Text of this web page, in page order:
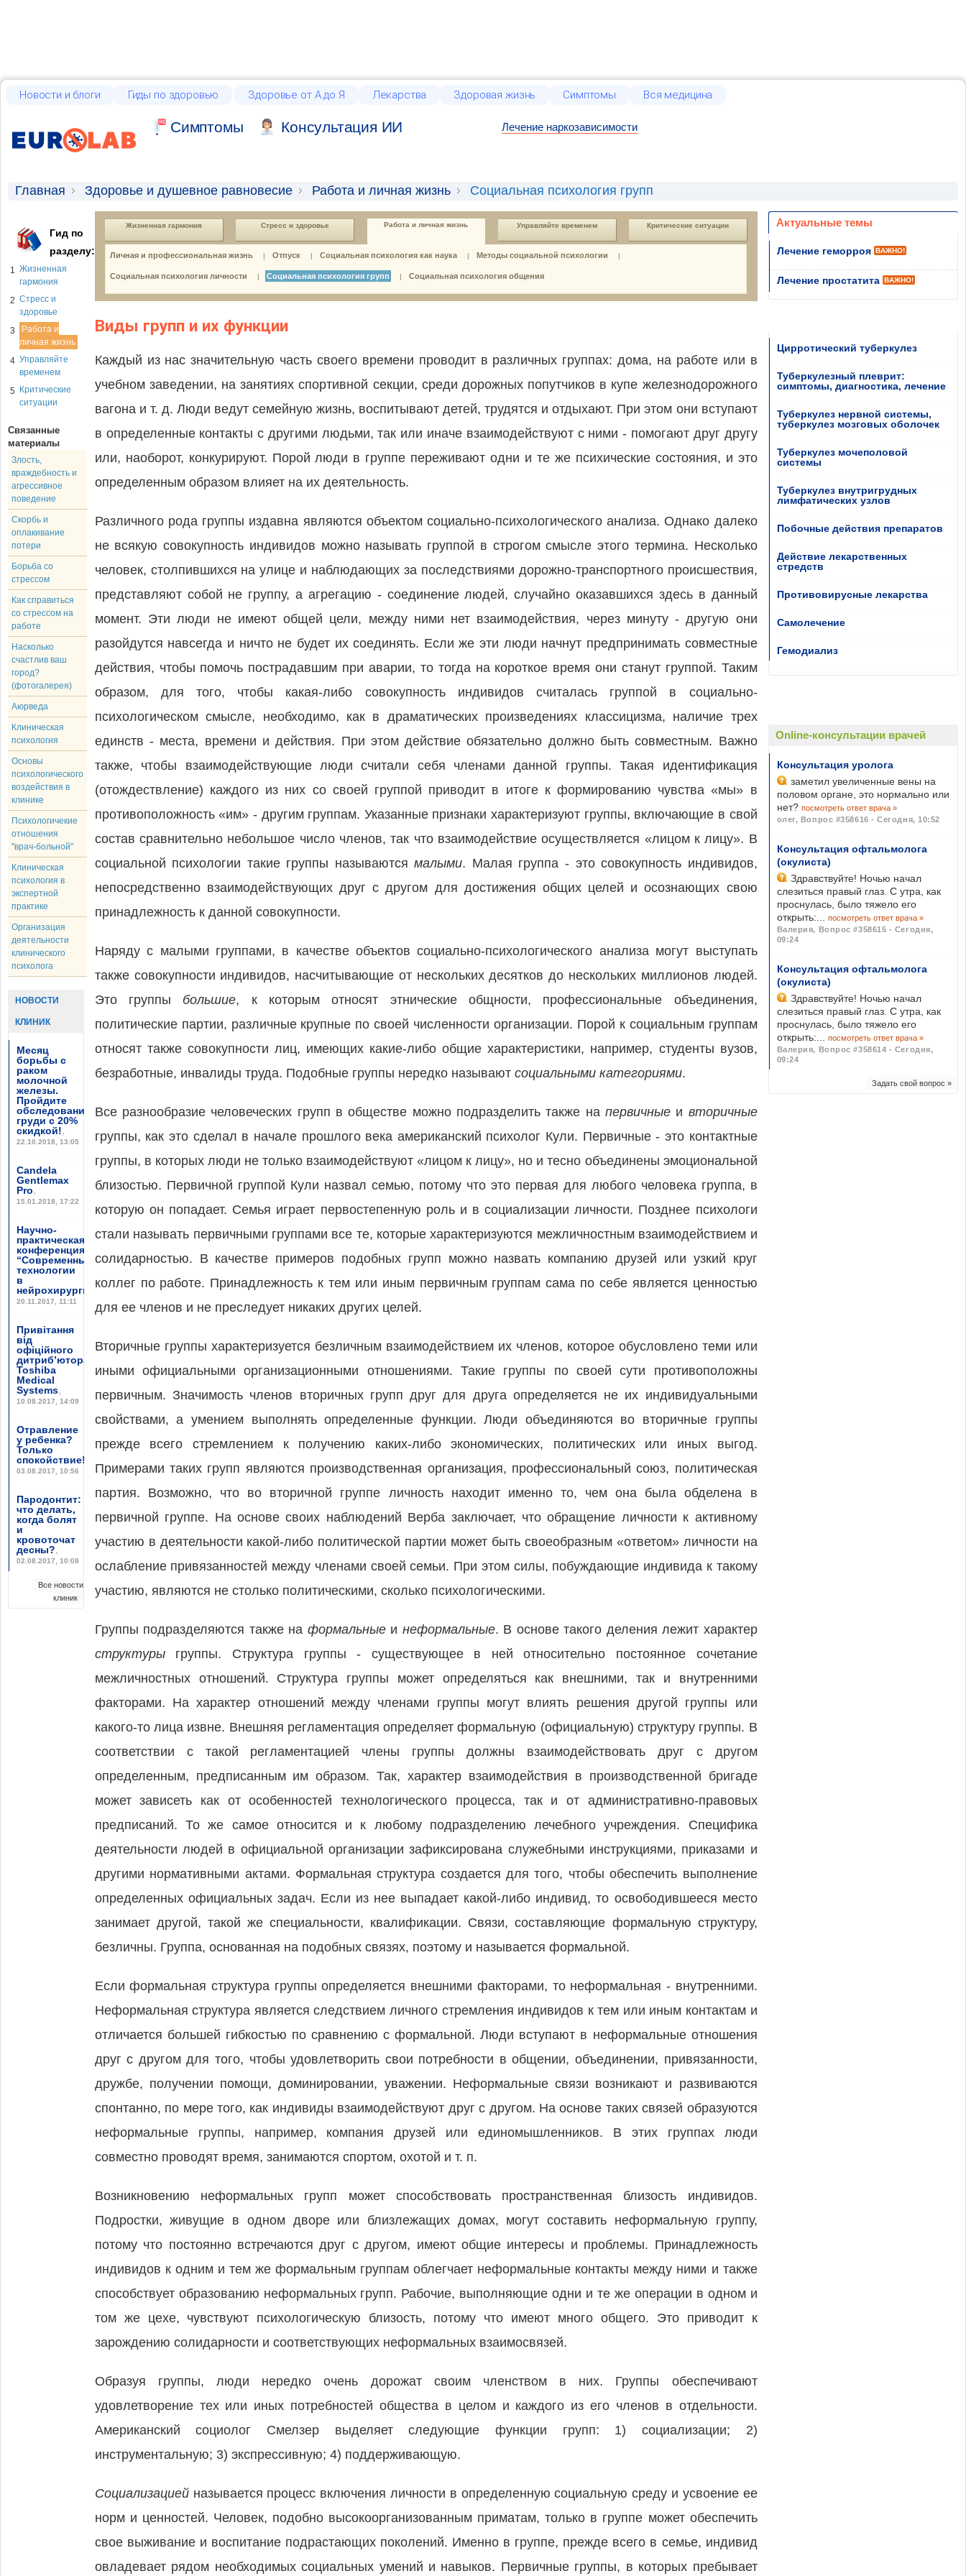
Новости и блоги Гиды по здоровью Здоровье от А до Я Лекарства Здоровая жизнь Симптомы Вся медицина
Cимптомы Консультация ИИ Лечение наркозависимости
Главная Здоровье и душевное равновесие Работа и личная жизнь Социальная психология групп
Гид по
разделу:
1 Жизненная
гармония
2 Стресс и
здоровье
3
Работа и
личная жизнь
4 Управляйте
временем
5
Критические
ситуации
Связанные
материалы
Злость,
враждебность и
агрессивное
поведение
Скорбь и
оплакивание
потери
Борьба со
стрессом
Как справиться
со стрессом на
работе
Насколько
счастлив ваш
город?
(фотогалерея)
Аюрведа
Клиническая
психология
Основы
психологического
воздействия в
клинике
Психологичекие
отношения
"врач-больной"
Клиническая
психология в
экспертной
практике
Организация
деятельности
клинического
психолога
НОВОСТИ
КЛИНИК
Месяц
борьбы с
раком
молочной
железы.
Пройдите
обследование
груди с 20%
скидкой!,
22.10.2018, 13:05
Candela
Gentlemax
Pro,
15.01.2018, 17:22
Научно-
практическая
конференция
“Современные
технологии
в
нейрохирургии”,
20.11.2017, 11:11
Привітання
від
офіційного
дитриб’ютора
Toshiba
Medical
Systems,
10.08.2017, 14:09
Отравление
у ребенка?
Только
спокойствие!
03.08.2017, 10:56
Пародонтит:
что делать,
когда болят
и
кровоточат
десны?,
02.08.2017, 10:08
Все новости
клиник
Жизненная гармония Стресс и здоровье Работа и личная жизнь Управляйте временем Критические ситуации
Личная и профессиональная жизнь | Отпуск | Социальная психология как наука | Методы социальной психологии |
Социальная психология личности | Социальная психология групп | Социальная психология общения
Виды групп и их функции
Каждый из нас значительную часть своего времени проводит в различных группах: дома, на работе или в
учебном заведении, на занятиях спортивной секции, среди дорожных попутчиков в купе железнодорожного
вагона и т. д. Люди ведут семейную жизнь, воспитывают детей, трудятся и отдыхают. При этом они вступают
в определенные контакты с другими людьми, так или иначе взаимодействуют с ними - помогают друг другу
или, наоборот, конкурируют. Порой люди в группе переживают одни и те же психические состояния, и это
определенным образом влияет на их деятельность.
Различного рода группы издавна являются объектом социально-психологического анализа. Однако далеко
не всякую совокупность индивидов можно называть группой в строгом смысле этого термина. Несколько
человек, столпившихся на улице и наблюдающих за последствиями дорожно-транспортного происшествия,
представляют собой не группу, а агрегацию - соединение людей, случайно оказавшихся здесь в данный
момент. Эти люди не имеют общей цели, между ними нет взаимодействия, через минуту - другую они
разойдутся навсегда и ничто не будет их соединять. Если же эти люди начнут предпринимать совместные
действия, чтобы помочь пострадавшим при аварии, то тогда на короткое время они станут группой. Таким
образом, для того, чтобы какая-либо совокупность индивидов считалась группой в социально-
психологическом смысле, необходимо, как в драматических произведениях классицизма, наличие трех
единств - места, времени и действия. При этом действие обязательно должно быть совместным. Важно
также, чтобы взаимодействующие люди считали себя членами данной группы. Такая идентификация
(отождествление) каждого из них со своей группой приводит в итоге к формированию чувства «мы» в
противоположность «им» - другим группам. Указанные признаки характеризуют группы, включающие в свой
состав сравнительно небольшое число членов, так что взаимодействие осуществляется «лицом к лицу». В
социальной психологии такие группы называютсямалыми. Малая группа - это совокупность индивидов,
непосредственно взаимодействующих друг с другом для достижения общих целей и осознающих свою
принадлежность к данной совокупности.
Наряду с малыми группами, в качестве объектов социально-психологического анализа могут выступать
также совокупности индивидов, насчитывающие от нескольких десятков до нескольких миллионов людей.
Это группы большие,
к которым относят этнические общности, профессиональные объединения,
политические партии, различные крупные по своей численности организации. Порой к социальным группам
относят также совокупности лиц, имеющих какие-либо общие характеристики, например, студенты вузов,
безработные, инвалиды труда. Подобные группы нередко называют социальными категориями.
Все разнообразие человеческих групп в обществе можно подразделить также на первичные и вторичные
группы, как это сделал в начале прошлого века американский психолог Кули. Первичные - это контактные
группы, в которых люди не только взаимодействуют «лицом к лицу», но и тесно объединены эмоциональной
близостью. Первичной группой Кули назвал семью, потому что это первая для любого человека группа, в
которую он попадает. Семья играет первостепенную роль и в социализации личности. Позднее психологи
стали называть первичными группами все те, которые характеризуются межличностным взаимодействием и
солидарностью. В качестве примеров подобных групп можно назвать компанию друзей или узкий круг
коллег по работе. Принадлежность к тем или иным первичным группам сама по себе является ценностью
для ее членов и не преследует никаких других целей.
Вторичные группы характеризуется безличным взаимодействием их членов, которое обусловлено теми или
иными официальными организационными отношениями. Такие группы по своей сути противоположны
первичным. Значимость членов вторичных групп друг для друга определяется не их индивидуальными
свойствами, а умением выполнять определенные функции. Люди объединяются во вторичные группы
прежде всего стремлением к получению каких-либо экономических, политических или иных выгод.
Примерами таких групп являются производственная организация, профессиональный союз, политическая
партия. Возможно, что во вторичной группе личность находит именно то, чем она была обделена в
первичной группе. На основе своих наблюдений Верба заключает, что обращение личности к активному
участию в деятельности какой-либо политической партии может быть своеобразным «ответом» личности на
ослабление привязанностей между членами своей семьи. При этом силы, побуждающие индивида к такому
участию, являются не столько политическими, сколько психологическими.
Группы подразделяются также на формальные и неформальные. В основе такого деления лежит характер
структуры группы. Структура группы - существующее в ней относительно постоянное сочетание
межличностных отношений. Структура группы может определяться как внешними, так и внутренними
факторами. На характер отношений между членами группы могут влиять решения другой группы или
какого-то лица извне. Внешняя регламентация определяет формальную (официальную) структуру группы. В
соответствии с такой регламентацией члены группы должны взаимодействовать друг с другом
определенным, предписанным им образом. Так, характер взаимодействия в производственной бригаде
может зависеть как от особенностей технологического процесса, так и от административно-правовых
предписаний. То же самое относится и к любому подразделению лечебного учреждения. Специфика
деятельности людей в официальной организации зафиксирована служебными инструкциями, приказами и
другими нормативными актами. Формальная структура создается для того, чтобы обеспечить выполнение
определенных официальных задач. Если из нее выпадает какой-либо индивид, то освободившееся место
занимает другой, такой же специальности, квалификации. Связи, составляющие формальную структуру,
безличны. Группа, основанная на подобных связях, поэтому и называется формальной.
Если формальная структура группы определяется внешними факторами, то неформальная - внутренними.
Неформальная структура является следствием личного стремления индивидов к тем или иным контактам и
отличается большей гибкостью по сравнению с формальной. Люди вступают в неформальные отношения
друг с другом для того, чтобы удовлетворить свои потребности в общении, объединении, привязанности,
дружбе, получении помощи, доминировании, уважении. Неформальные связи возникают и развиваются
спонтанно, по мере того, как индивиды взаимодействуют друг с другом. На основе таких связей образуются
неформальные группы, например, компания друзей или единомышленников. В этих группах люди
совместно проводят время, занимаются спортом, охотой и т. п.
Возникновению неформальных групп может способствовать пространственная близость индивидов.
Подростки, живущие в одном дворе или близлежащих домах, могут составить неформальную группу,
потому что постоянно встречаются друг с другом, имеют общие интересы и проблемы. Принадлежность
индивидов к одним и тем же формальным группам облегчает неформальные контакты между ними и также
способствует образованию неформальных групп. Рабочие, выполняющие одни и те же операции в одном и
том же цехе, чувствуют психологическую близость, потому что имеют много общего. Это приводит к
зарождению солидарности и соответствующих неформальных взаимосвязей.
Образуя группы, люди нередко очень дорожат своим членством в них. Группы обеспечивают
удовлетворение тех или иных потребностей общества в целом и каждого из его членов в отдельности.
Американский социолог Смелзер выделяет следующие функции групп: 1) социализации; 2)
инструментальную; 3) экспрессивную; 4) поддерживающую.
Социализацией называется процесс включения личности в определенную социальную среду и усвоение ее
норм и ценностей. Человек, подобно высокоорганизованным приматам, только в группе может обеспечить
свое выживание и воспитание подрастающих поколений. Именно в группе, прежде всего в семье, индивид
овладевает рядом необходимых социальных умений и навыков. Первичные группы, в которых пребывает
Актуальные темы
Лечение геморроя ВАЖНО!
Лечение простатита ВАЖНО!
Цирротический туберкулез
Туберкулезный плеврит:
симптомы, диагностика, лечение
Туберкулез нервной системы,
туберкулез мозговых оболочек
Туберкулез мочеполовой
системы
Туберкулез внутригрудных
лимфатических узлов
Побочные действия препаратов
Действие лекарственных
стредств
Противовирусные лекарства
Самолечение
Гемодиализ
Online-консультации врачей
Консультация уролога
заметил увеличенные вены на
половом органе, это нормально или
нет? посмотреть ответ врача »
олег, Вопрос #358616 - Сегодня, 10:52
Консультация офтальмолога
(окулиста)
Здравствуйте! Ночью начал
слезиться правый глаз. С утра, как
проснулась, было тяжело его
открыть:...
посмотреть ответ врача »
Валерия, Вопрос #358615 - Сегодня,
09:24
Консультация офтальмолога
(окулиста)
Здравствуйте! Ночью начал
слезиться правый глаз. С утра, как
проснулась, было тяжело его
открыть:...
посмотреть ответ врача »
Валерия, Вопрос #358614 - Сегодня,
09:24
Задать свой вопрос »